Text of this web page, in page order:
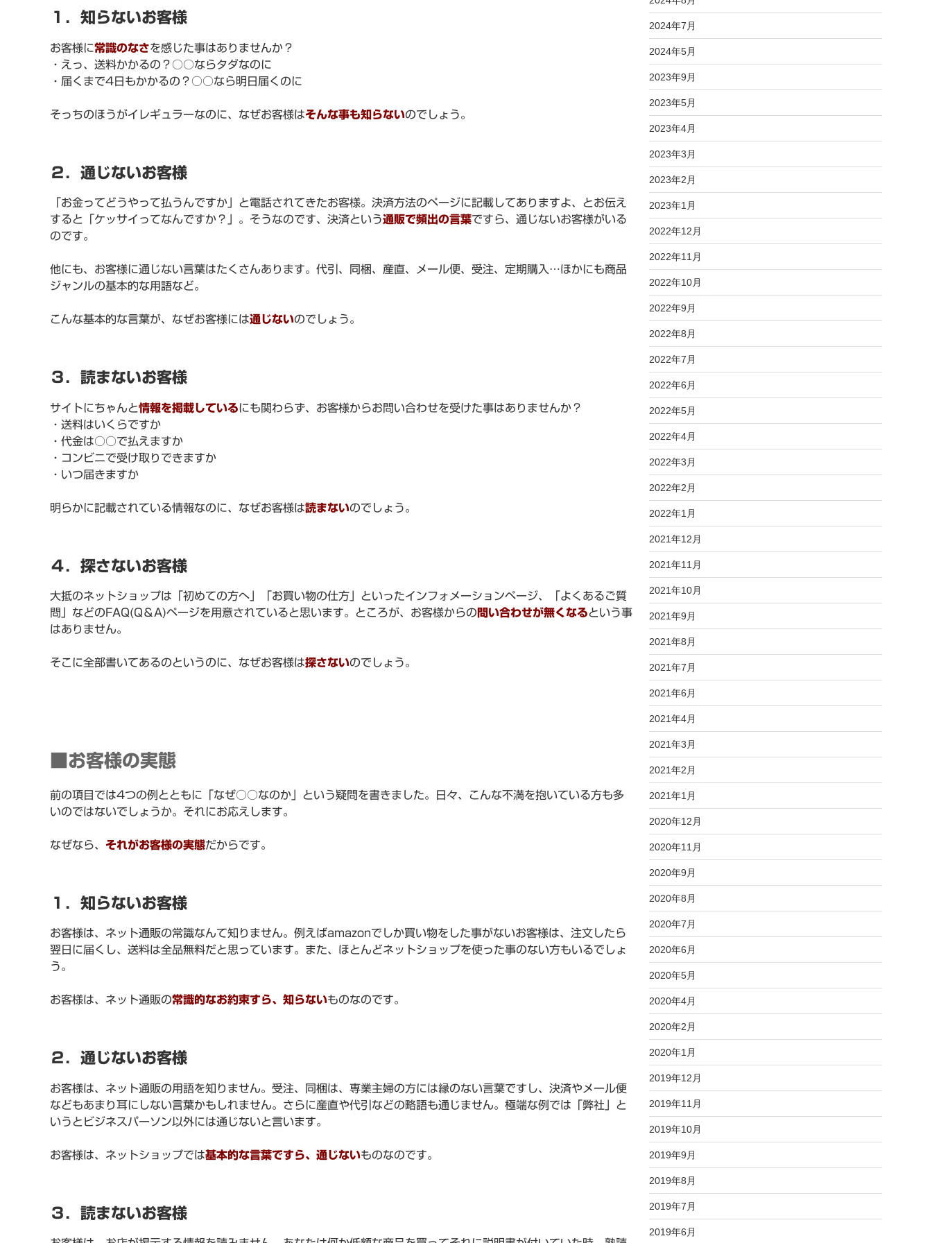
１．知らないお客様
お客様に常識のなさを感じた事はありませんか？
・えっ、送料かかるの？○○ならタダなのに
・届くまで4日もかかるの？○○なら明日届くのに
そっちのほうがイレギュラーなのに、なぜお客様はそんな事も知らないのでしょう。
２．通じないお客様
「お金ってどうやって払うんですか」と電話されてきたお客様。決済方法のページに記載してありますよ、とお伝え
すると「ケッサイってなんですか？」。そうなのです、決済という通販で頻出の言葉ですら、通じないお客様がいる
のです。
他にも、お客様に通じない言葉はたくさんあります。代引、同梱、産直、メール便、受注、定期購入…ほかにも商品
ジャンルの基本的な用語など。
こんな基本的な言葉が、なぜお客様には通じないのでしょう。
３．読まないお客様
サイトにちゃんと情報を掲載しているにも関わらず、お客様からお問い合わせを受けた事はありませんか？
・送料はいくらですか
・代金は○○で払えますか
・コンビニで受け取りできますか
・いつ届きますか
明らかに記載されている情報なのに、なぜお客様は読まないのでしょう。
４．探さないお客様
大抵のネットショップは「初めての方へ」「お買い物の仕方」といったインフォメーションページ、「よくあるご質
問」などのFAQ(Q＆A)ページを用意されていると思います。ところが、お客様からの 問い合わせが無くなるという事
はありません。
そこに全部書いてあるのというのに、なぜお客様は探さないのでしょう。
■お客様の実態
前の項目では4つの例とともに「なぜ○○なのか」という疑問を書きました。日々、こんな不満を抱いている方も多
いのではないでしょうか。それにお応えします。
なぜなら、 それがお客様の実態だからです。
１．知らないお客様
お客様は、ネット通販の常識なんて知りません。例えばamazonでしか買い物をした事がないお客様は、注文したら
翌日に届くし、送料は全品無料だと思っています。また、ほとんどネットショップを使った事のない方もいるでしょ
う。
お客様は、ネット通販の常識的なお約束すら、知らないものなのです。
２．通じないお客様
お客様は、ネット通販の用語を知りません。受注、同梱は、専業主婦の方には縁のない言葉ですし、決済やメール便
などもあまり耳にしない言葉かもしれません。さらに産直や代引などの略語も通じません。極端な例では「弊社」と
いうとビジネスパーソン以外には通じないと言います。
お客様は、ネットショップでは基本的な言葉ですら、通じないものなのです。
３．読まないお客様
2024年7月
2024年5月
2023年9月
2023年5月
2023年4月
2023年3月
2023年2月
2023年1月
2022年12月
2022年11月
2022年10月
2022年9月
2022年8月
2022年7月
2022年6月
2022年5月
2022年4月
2022年3月
2022年2月
2022年1月
2021年12月
2021年11月
2021年10月
2021年9月
2021年8月
2021年7月
2021年6月
2021年4月
2021年3月
2021年2月
2021年1月
2020年12月
2020年11月
2020年9月
2020年8月
2020年7月
2020年6月
2020年5月
2020年4月
2020年2月
2020年1月
2019年12月
2019年11月
2019年10月
2019年9月
2019年8月
2019年7月
2019年6月